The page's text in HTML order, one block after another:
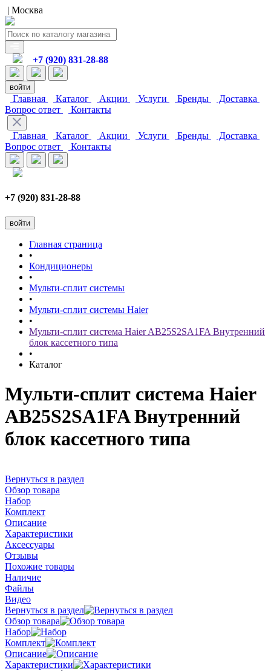
| Москва
+7 (920) 831-28-88
войти
Главная Каталог Акции Услуги Бренды
Доставка
Вопрос ответ
Контакты
Главная Каталог Акции Услуги Бренды
Доставка
Вопрос ответ
Контакты
+7 (920) 831-28-88
войти
Главная страница
•
Кондиционеры
•
Мульти-сплит системы
•
Мульти-сплит системы Haier
•
Мульти-сплит система Haier AB25S2SA1FA Внутренний
блок кассетного типа
•
Каталог
Мульти-сплит система Haier
AB25S2SA1FA Внутренний
блок кассетного типа
Вернуться в раздел
Обзор товара
Набор
Комплект
Описание
Характеристики
Аксессуары
Отзывы
Похожие товары
Наличие
Файлы
Видео
Вернуться в раздел
Обзор товара
Набор
Комплект
Описание
Характеристики